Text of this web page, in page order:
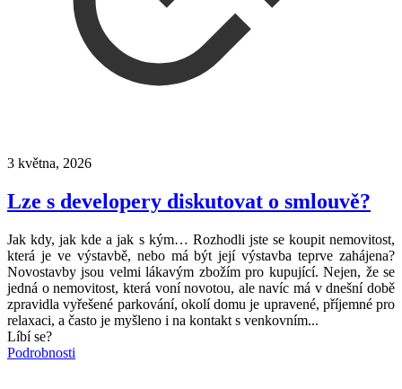
3 května, 2026
Lze s developery diskutovat o smlouvě?
Jak kdy, jak kde a jak s kým… Rozhodli jste se koupit nemovitost,
která je ve výstavbě, nebo má být její výstavba teprve zahájena?
Novostavby jsou velmi lákavým zbožím pro kupující. Nejen, že se
jedná o nemovitost, která voní novotou, ale navíc má v dnešní době
zpravidla vyřešené parkování, okolí domu je upravené, příjemné pro
relaxaci, a často je myšleno i na kontakt s venkovním...
Líbí se?
Podrobnosti